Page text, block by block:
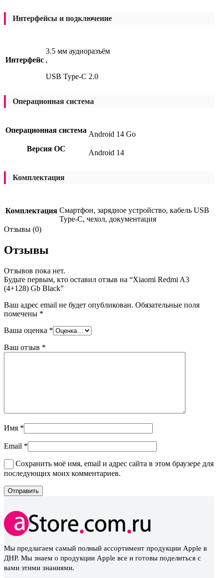
Интерфейсы и подключение
Интерфейс
3.5 мм аудиоразъём
,
USB Type-C 2.0
Операционная система
Операционная система Android 14 Go
Версия ОС
Android 14
Комплектация
Комплектация Смартфон, зарядное устройство, кабель USB
Type-C, чехол, документация
Отзывы (0)
Отзывы
Отзывов пока нет.
Будьте первым, кто оставил отзыв на “Xiaomi Redmi A3
(4+128) Gb Black”
Ваш адрес email не будет опубликован. Обязательные поля
помечены *
Ваша оценка *
Ваш отзыв *
Имя *
Email *
Сохранить моё имя, email и адрес сайта в этом браузере для
последующих моих комментариев.
Мы предлагаем самый полный ассортимент продукции Apple в
ДНР. Мы знаем о продукции Apple все и готовы поделиться с
вами этими знаниями.